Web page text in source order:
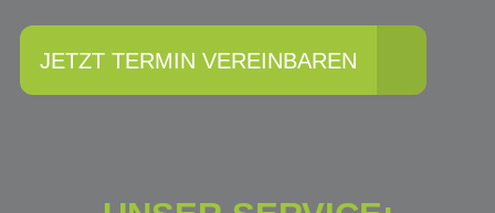
JETZT TERMIN VEREINBAREN